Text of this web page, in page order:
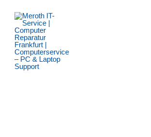
Inhalt
springen